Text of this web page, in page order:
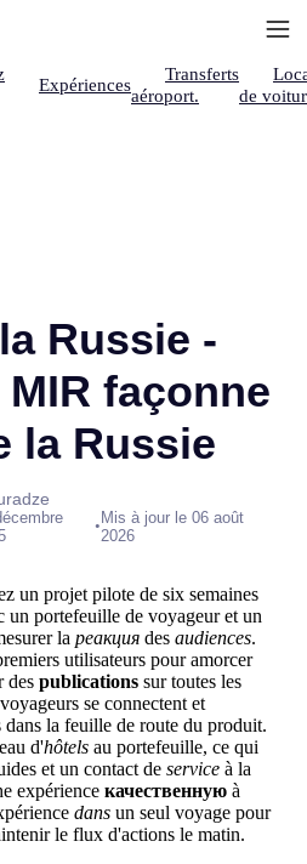
Expériences
Transferts
aéroport.
de
Russie -
façonne
la Russie
• Mis à jour le 06 août
2026
un projet pilote de six semaines
un portefeuille de voyageur et un
la реакция des audiences.
utilisateurs pour amorcer
des publications sur toutes les
se connectent et
dans la feuille de route du produit.
d'hôtels au portefeuille, ce qui
et un contact de service à la
expérience качественную à
dans un seul voyage pour
le flux d'actions le matin.